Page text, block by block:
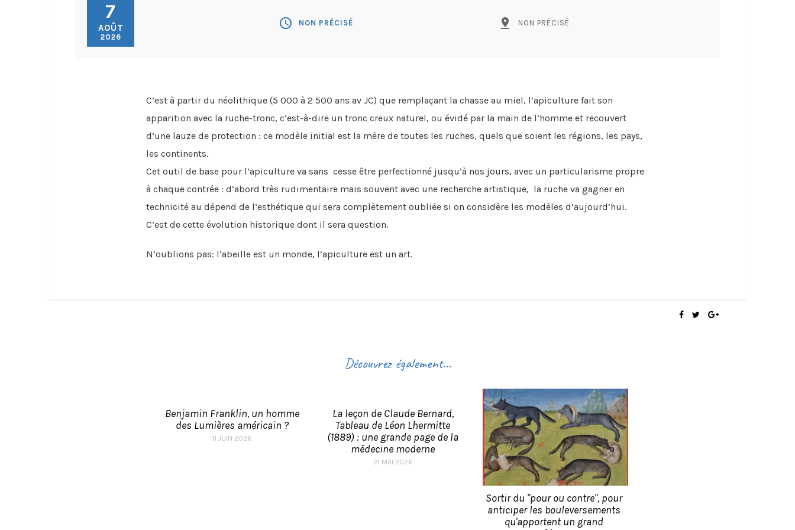
7
AOÛT
2026
schedule NON PRÉCISÉ pin_drop NON PRÉCISÉ
C’est à partir du néolithique (5 000 à 2 500 ans av JC) que remplaçant la chasse au miel, l’apiculture fait son
apparition avec la ruche-tronc, c’est-à-dire un tronc creux naturel, ou évidé par la main de l’homme et recouvert
d’une lauze de protection : ce modèle initial est la mère de toutes les ruches, quels que soient les régions, les pays,
les continents.
Cet outil de base pour l’apiculture va sans cesse être perfectionné jusqu’à nos jours, avec un particularisme propre
à chaque contrée : d’abord très rudimentaire mais souvent avec une recherche artistique, la ruche va gagner en
technicité au dépend de l’esthétique qui sera complètement oubliée si on considère les modèles d’aujourd’hui.
C’est de cette évolution historique dont il sera question.
N’oublions pas: l’abeille est un monde, l’apiculture est un art.
Découvrez également...
Benjamin Franklin, un homme
des Lumières américain ?
11 JUIN 2026
La leçon de Claude Bernard,
Tableau de Léon Lhermitte
(1889) : une grande page de la
médecine moderne
21 MAI 2026
Sortir du "pour ou contre", pour
anticiper les bouleversements
qu'apportent un grand